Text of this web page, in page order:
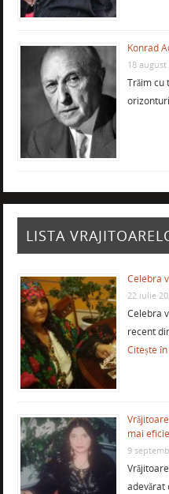
Konrad
18 august
Trăim cu
LISTA
Celebra
22 iulie
Celebra
recent
Citește
mai
9
adevărat